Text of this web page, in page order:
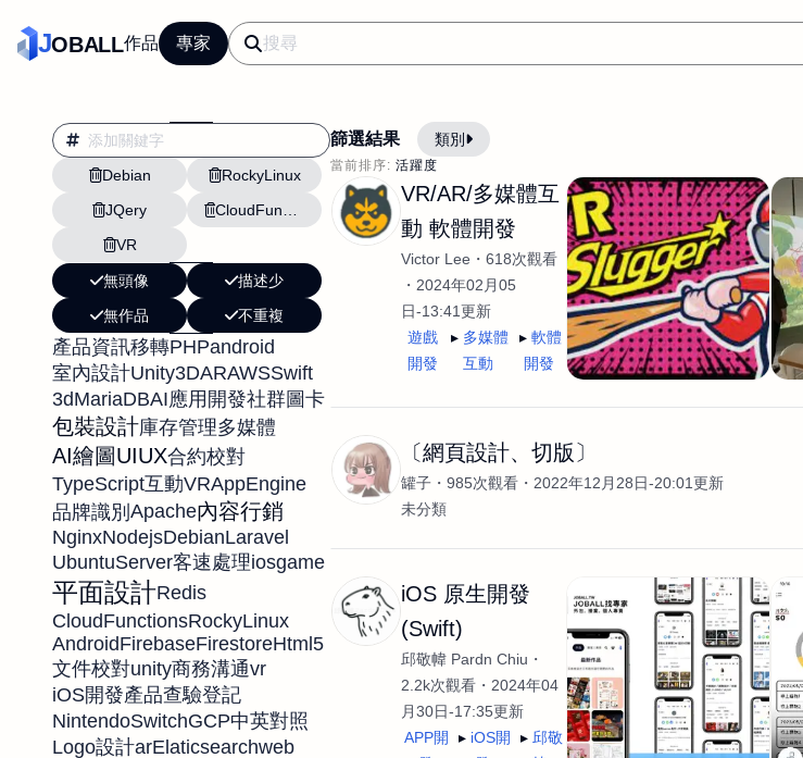
JOBALL作品 專家
Debian
RockyLinux
JQery
VR
無頭像
描述少
無作品
不重複
產品資訊移轉PHPandroid
室內設計Unity3DARAWSSwift
3dMariaDBAI應用開發社群圖卡
包裝設計庫存管理多媒體
AI繪圖UIUX合約校對
TypeScript互動VRAppEngine
品牌識別 Apache內容行銷
NginxNodejsDebianLaravel
UbuntuServer客速處理iosgame
平面設計Redis
CloudFunctionsRockyLinux
AndroidFirebaseFirestoreHtml5
文件校對unity商務溝通vr
iOS開發產品查驗登記
NintendoSwitchGCP中英對照
Logo設計arElaticsearchweb
篩選結果 類別
當前排序: 活躍度
翻譯 AI應用 AI 網頁設計 軟
影片剪輯
平面設計 平面設計師 AI影片製作 P圖
設計插畫
程式 商業攝影 廣告行銷服務
網站設計與架設
WordPress網站架設與網站維護救援 生產
文案撰寫翻譯虛擬助手
影像設計 視覺設計 自我介紹
DM傳單海報平面設計
電商自媒體平面設計 長篇文案短
VR/AR/多媒體互
動 軟體開發
Victor Lee
618次觀看
2024年02月05
日-13:41更新
遊戲
開發
多媒體
互動
軟體
開發
〔網頁設計、切版〕
罐子 985次觀看
2022年12月28日-20:01更新
未分類
iOS 原生開發
(Swift)
邱敬幃 Pardn Chiu
2.2k次觀看
2024年04
月30日-17:35更新
APP開
iOS開
邱敬